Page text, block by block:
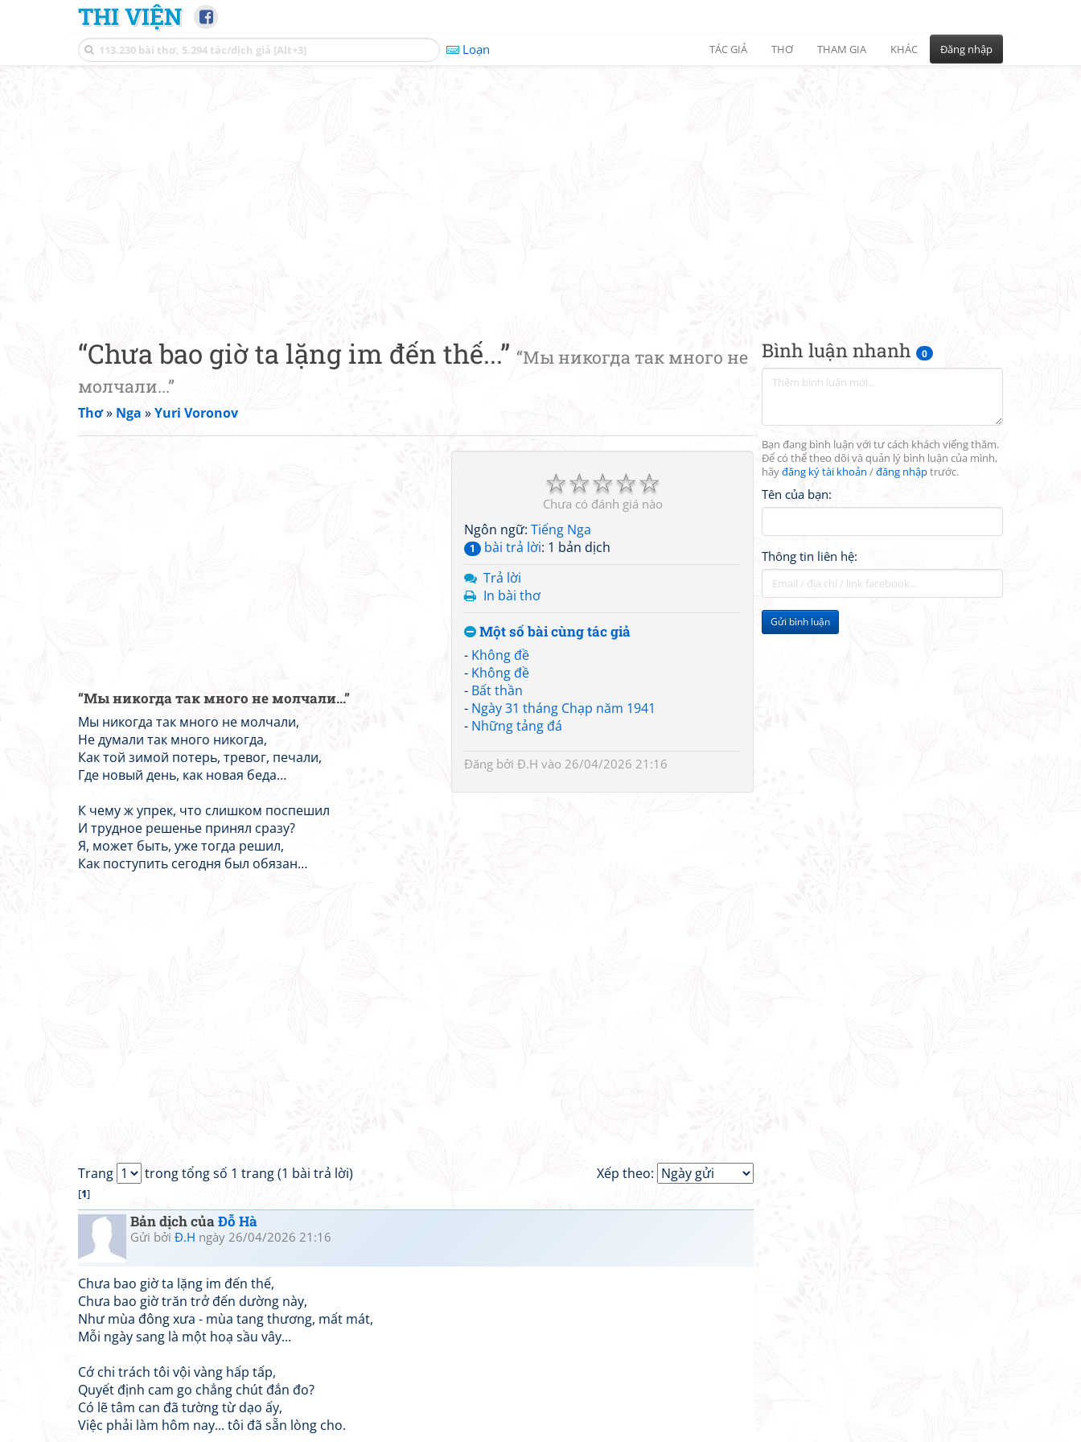
THI VIỆN
Loạn TÁC GIẢ THƠ THAM GIA KHÁC Đăng nhập
Bình luận nhanh 0
Bạn đang bình luận với tư cách khách viếng thăm.
Để có thể theo dõi và quản lý bình luận của mình,
hãyđăng ký tài khoản /đăng nhậptrước.
Tên của bạn:
Thông tin liên hệ:
Gửi bình luận
“Chưa bao giờ ta lặng im đến thế...” “Мы никогда так много не
молчали...”
Thơ» Nga »Yuri Voronov
☆
☆
☆
☆
☆
Chưa có đánh giá nào
Ngôn ngữ: Tiếng Nga
1 bài trả lời: 1 bản dịch
Trả lời
In bài thơ
Một số bài cùng tác giả
- Không đề
- Không đề
- Bất thần
- Ngày 31 tháng Chạp năm 1941
- Những tảng đá
Đăng bởi Đ.H vào 26/04/2026 21:16
“Мы никогда так много не молчали...”
Мы никогда так много не молчали,
Не думали так много никогда,
Как той зимой потерь, тревог, печали,
Где новый день, как новая беда…
К чему ж упрек, что слишком поспешил
И трудное решенье принял сразу?
Я, может быть, уже тогда решил,
Как поступить сегодня был обязан…
Xếp theo:
Trang trong tổng số 1 trang (1 bài trả lời)
[1]
Bản dịch củaĐỗ Hà
Gửi bởi Đ.H ngày 26/04/2026 21:16
Chưa bao giờ ta lặng im đến thế,
Chưa bao giờ trăn trở đến dường này,
Như mùa đông xưa - mùa tang thương, mất mát,
Mỗi ngày sang là một hoạ sầu vây...
Cớ chi trách tôi vội vàng hấp tấp,
Quyết định cam go chẳng chút đắn đo?
Có lẽ tâm can đã tường từ dạo ấy,
Việc phải làm hôm nay... tôi đã sẵn lòng cho.